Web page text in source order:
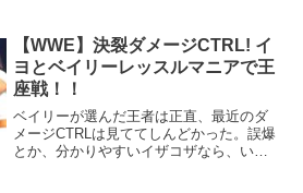
【WWE】決裂ダメージCTRL! イ
ヨとベイリーレッスルマニアで王
座戦！！
ベイリーが選んだ王者は正直、最近のダ
メージCTRLは見ててしんどかった。誤爆
とか、分かりやすいイザコザなら、いい